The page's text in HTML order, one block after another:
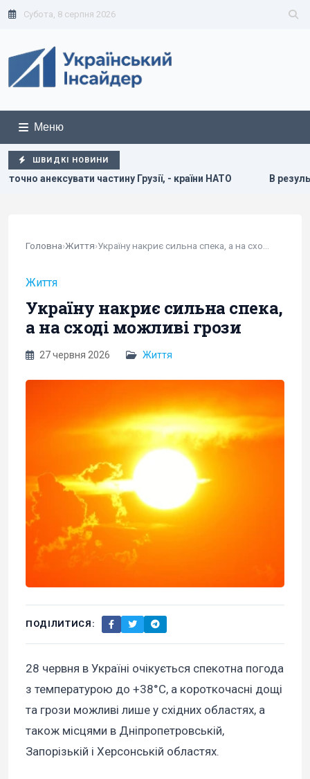
Субота, 8 серпня 2026
Меню
ШВИДКІ НОВИНИ
Грузії, - країни НАТО В результаті атаки РФ знищено
Головна›Життя›
Життя
Україну накриє сильна спека,
а на сході можливі грози
27 червня 2026 Життя
ПОДІЛИТИСЯ:
28 червня в Україні очікується спекотна погода
з температурою до +38°C, а короткочасні дощі
та грози можливі лише у східних областях, а
також місцями в Дніпропетровській,
Запорізькій і Херсонській областях.